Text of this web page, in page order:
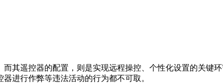
其遥控器的配置，则是实现远程操控、个性化设置的关键
进行作弊等违法活动的行为都不可取。​